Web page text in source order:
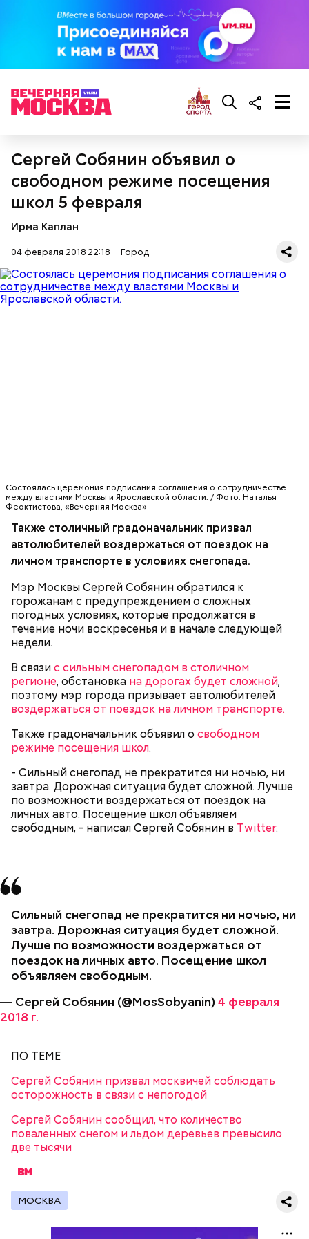
Сергей Собянин объявил о
свободном режиме посещения
школ 5 февраля
Ирма Каплан
04 февраля 2018 22:18 Город
Состоялась церемония подписания соглашения о сотрудничестве
между властями Москвы и Ярославской области. / Фото: Наталья
Феоктистова, «Вечерняя Москва»
Также столичный градоначальник призвал
автолюбителей воздержаться от поездок на
личном транспорте в условиях снегопада.
Мэр Москвы Сергей Собянин обратился к
горожанам с предупреждением о сложных
погодных условиях, которые продолжатся в
течение ночи воскресенья и в начале следующей
недели.
В связис сильным снегопадом в столичном
регионе, обстановка на дорогах будет сложной,
поэтому мэр города призывает автолюбителей
воздержаться от поездок на личном транспорте.
Также градоначальник объявил о свободном
режиме посещения школ.
- Сильный снегопад не прекратится ни ночью, ни
завтра. Дорожная ситуация будет сложной. Лучше
по возможности воздержаться от поездок на
личных авто. Посещение школ объявляем
свободным, - написал Сергей Собянин в Twitter.
Сильный снегопад не прекратится ни ночью, ни
завтра. Дорожная ситуация будет сложной.
Лучше по возможности воздержаться от
поездок на личных авто. Посещение школ
объявляем свободным.
— Сергей Собянин (@MosSobyanin) 4 февраля
2018 г.
ПО ТЕМЕ
Сергей Собянин призвал москвичей соблюдать
осторожность в связи с непогодой
Сергей Собянин сообщил, что количество
поваленных снегом и льдом деревьев превысило
две тысячи
МОСКВА